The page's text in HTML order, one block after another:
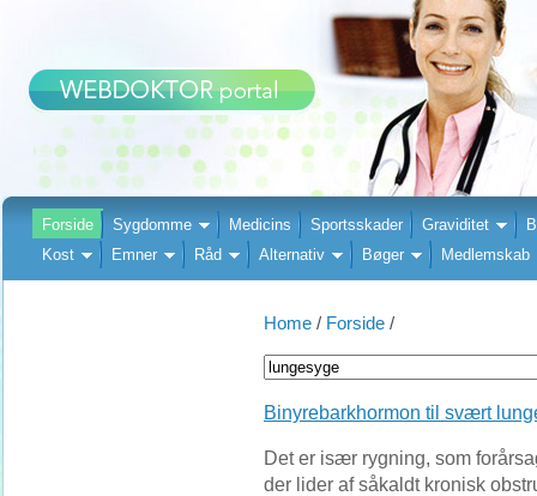
Forside Sygdomme Medicins Sportsskader Graviditet
Kost
Emner Råd Alternativ Bøger Medlemskab
Home / Forside /
Binyrebarkhormon til svært
Det er især rygning, som
der lider af såkaldt kronisk